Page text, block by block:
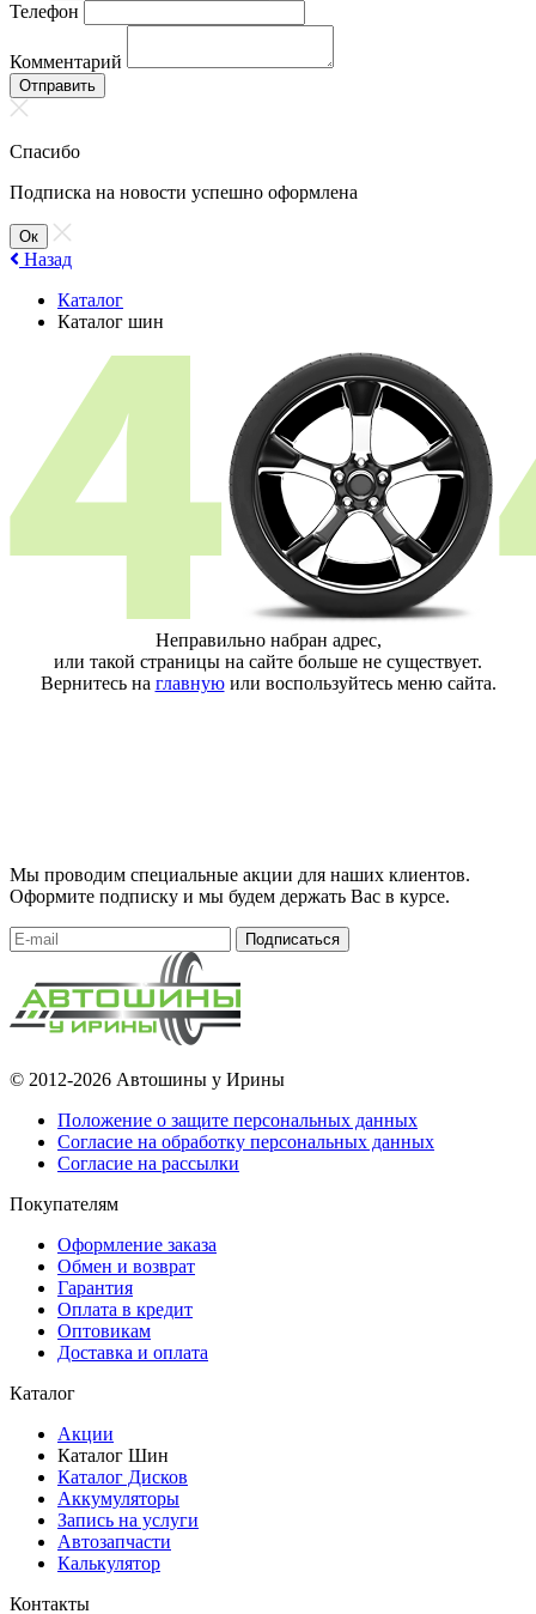
Телефон
Комментарий
Отправить
Спасибо
Подписка на новости успешно оформлена
Ок
Назад
Каталог
Каталог шин
Неправильно набран адрес,
или такой страницы на сайте больше не существует.
Вернитесь на главнуюили воспользуйтесь меню сайта.
Мы проводим специальные акции для наших клиентов.
Оформите подписку и мы будем держать Вас в курсе.
Подписаться
© 2012-2026 Автошины у Ирины
Положение о защите персональных данных
Согласие на обработку персональных данных
Согласие на рассылки
Покупателям
Оформление заказа
Обмен и возврат
Гарантия
Оплата в кредит
Оптовикам
Доставка и оплата
Каталог
Акции
Каталог Шин
Каталог Дисков
Аккумуляторы
Запись на услуги
Автозапчасти
Калькулятор
Контакты